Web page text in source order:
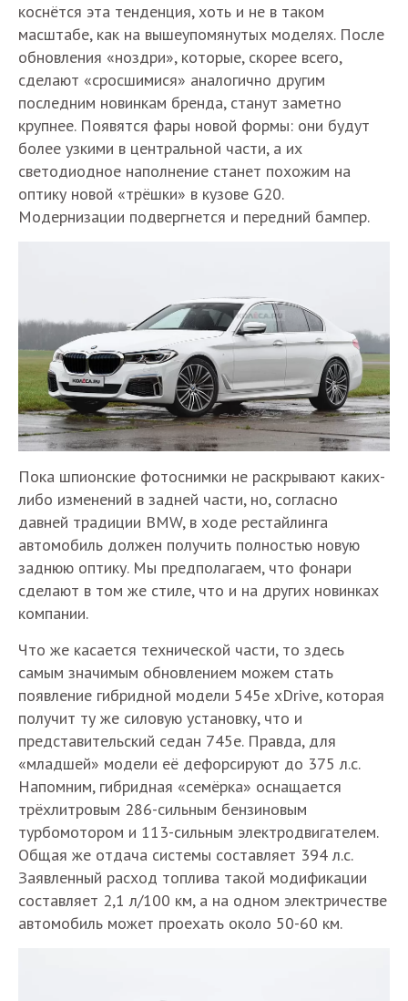
коснётся эта тенденция, хоть и не в таком
масштабе, как на вышеупомянутых моделях. После
обновления «ноздри», которые, скорее всего,
сделают «сросшимися» аналогично другим
последним новинкам бренда, станут заметно
крупнее. Появятся фары новой формы: они будут
более узкими в центральной части, а их
светодиодное наполнение станет похожим на
оптику новой «трёшки» в кузове G20.
Модернизации подвергнется и передний бампер.
Пока шпионские фотоснимки не раскрывают каких-
либо изменений в задней части, но, согласно
давней традиции BMW, в ходе рестайлинга
автомобиль должен получить полностью новую
заднюю оптику. Мы предполагаем, что фонари
сделают в том же стиле, что и на других новинках
компании.
Что же касается технической части, то здесь
самым значимым обновлением можем стать
появление гибридной модели 545e xDrive, которая
получит ту же силовую установку, что и
представительский седан 745e. Правда, для
«младшей» модели её дефорсируют до 375 л.с.
Напомним, гибридная «семёрка» оснащается
трёхлитровым 286-сильным бензиновым
турбомотором и 113-сильным электродвигателем.
Общая же отдача системы составляет 394 л.с.
Заявленный расход топлива такой модификации
составляет 2,1 л/100 км, а на одном электричестве
автомобиль может проехать около 50-60 км.